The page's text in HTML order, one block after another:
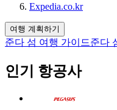
Expedia.co.kr
여행 계획하기
준다 섬 여행 가이드준다
인기 항공사